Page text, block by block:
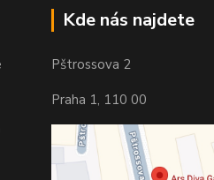
Kde nás najdete
Pštrossova 2
Praha 1, 110 00